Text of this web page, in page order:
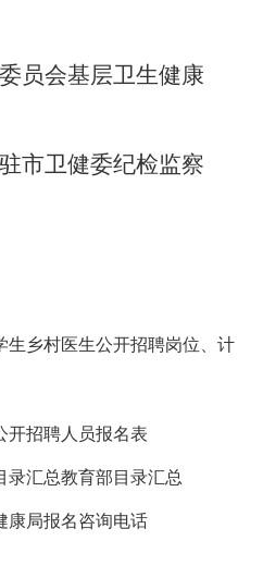
员会基层卫生健康
市卫健委纪检监察
生乡村医生公开招聘岗位、计
开招聘人员报名表
录汇总教育部目录汇总
康局报名咨询电话